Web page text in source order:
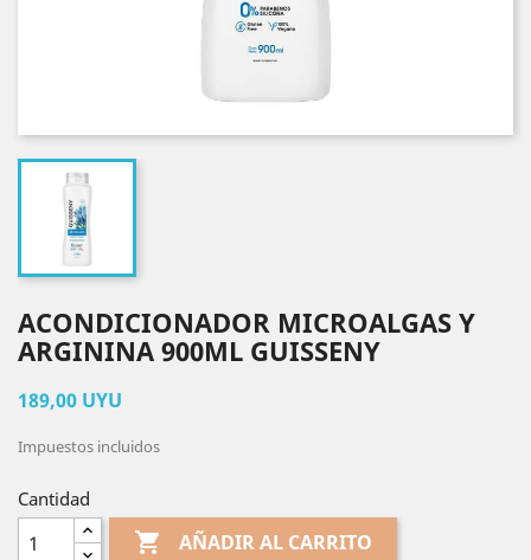
ACONDICIONADOR MICROALGAS Y
ARGININA 900ML GUISSENY
189,00 UYU
Impuestos incluidos
Cantidad
 AÑADIR AL CARRITO